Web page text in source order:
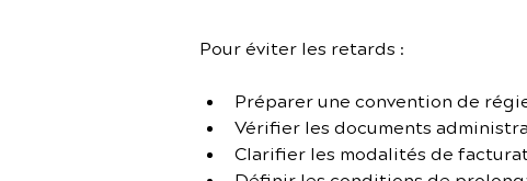
Pour éviter les retards :
Préparer une convention de
Vérifier les documents
Clarifier les modalités de